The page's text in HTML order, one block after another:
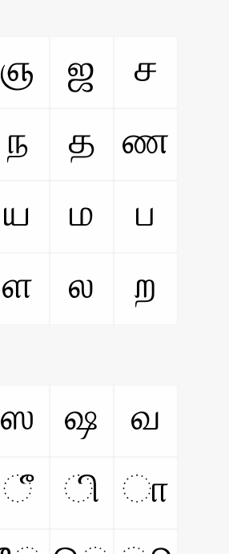
ச
ஜ
ஞ
ண
த
ந
ப
ம
ய
ற
ல
ள
வ
ஷ
ஸ
ா
ி
ீ